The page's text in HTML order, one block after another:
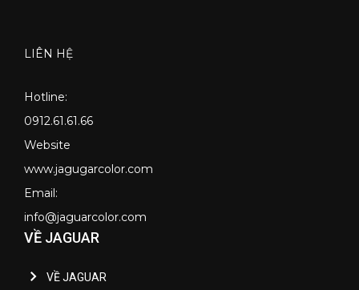
LIÊN HỆ
Hotline:
0912.61.61.66
Website
www.jagugarcolor.com
Email:
info@jaguarcolor.com
VỀ JAGUAR
VỀ JAGUAR